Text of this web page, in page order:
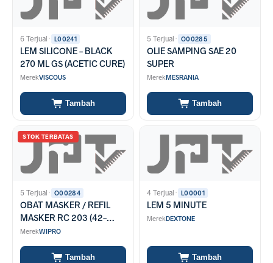
6 Terjual· L00241
LEM SILICONE - BLACK
270 ML GS (ACETIC CURE)
MerekVISCOUS
Tambah
5 Terjual· O00285
OLIE SAMPING SAE 20
SUPER
MerekMESRANIA
Tambah
STOK TERBATAS
5 Terjual· O00284
OBAT MASKER / REFIL
MASKER RC 203 (42-
9034-203)
MerekWIPRO
Tambah
4 Terjual· L00001
LEM 5 MINUTE
MerekDEXTONE
Tambah